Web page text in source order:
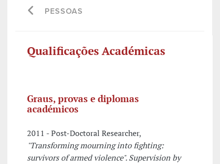
PESSOAS
Qualificações Académicas
Graus, provas e diplomas
académicos
2011 - Post-Doctoral Researcher,
"Transforming mourning into fighting:
survivors of armed violence". Supervision by